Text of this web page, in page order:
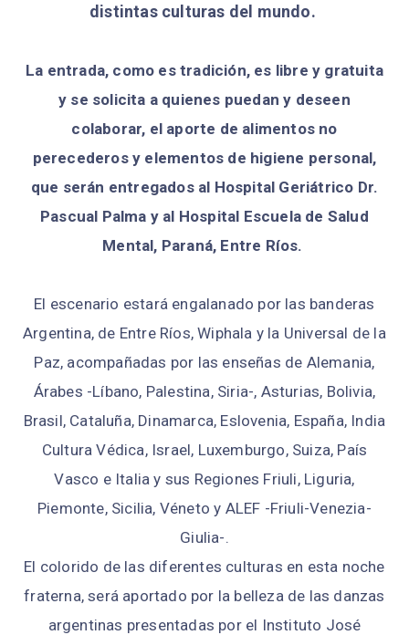
distintas culturas del mundo.
La entrada, como es tradición, es libre y gratuita
y se solicita a quienes puedan y deseen
colaborar, el aporte de alimentos no
perecederos y elementos de higiene personal,
que serán entregados al Hospital Geriátrico Dr.
Pascual Palma y al Hospital Escuela de Salud
Mental, Paraná, Entre Ríos.
El escenario estará engalanado por las banderas
Argentina, de Entre Ríos, Wiphala y la Universal de la
Paz, acompañadas por las enseñas de Alemania,
Árabes -Líbano, Palestina, Siria-, Asturias, Bolivia,
Brasil, Cataluña, Dinamarca, Eslovenia, España, India
Cultura Védica, Israel, Luxemburgo, Suiza, País
Vasco e Italia y sus Regiones Friuli, Liguria,
Piemonte, Sicilia, Véneto y ALEF -Friuli-Venezia-
Giulia-.
El colorido de las diferentes culturas en esta noche
fraterna, será aportado por la belleza de las danzas
argentinas presentadas por el Instituto José